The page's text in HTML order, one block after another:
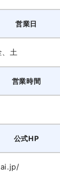
営業日
、土
営業時間
公式HP